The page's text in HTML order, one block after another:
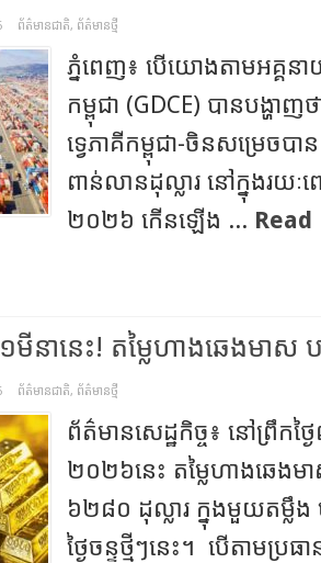
ព័ត៌មានជាតិ, ព័ត៌មានថ្មី
ភ្នំពេញ​៖​ បើយោងតាម​អគ្គ​នា​
កម្ពុជា ​(GDCE)​ បានបង្ហាញ
ទ្វេភាគីកម្ពុជា-ចិន​សម្រេច​
ពាន់លានដុល្លារ នៅ​ក្នុង​រយៈព
២០២៦ កើនឡើង ...
មីនា​នេះ! តម្លៃហាងឆេង​មាស​
ព័ត៌មានជាតិ, ព័ត៌មានថ្មី
ព័ត៌មាន​សេដ្ឋកិច្ច​៖​ នៅ​ព្រឹក​ថ្ង
២០២៦នេះ​ តម្លៃហាង​ឆេង​
៦២៨០ ​ដុល្លារ ​ក្នុង​មួយ​តម្លឹង
ថ្ងៃ​ចន្ទថ្មីៗនេះ។ បើតាមប្រ